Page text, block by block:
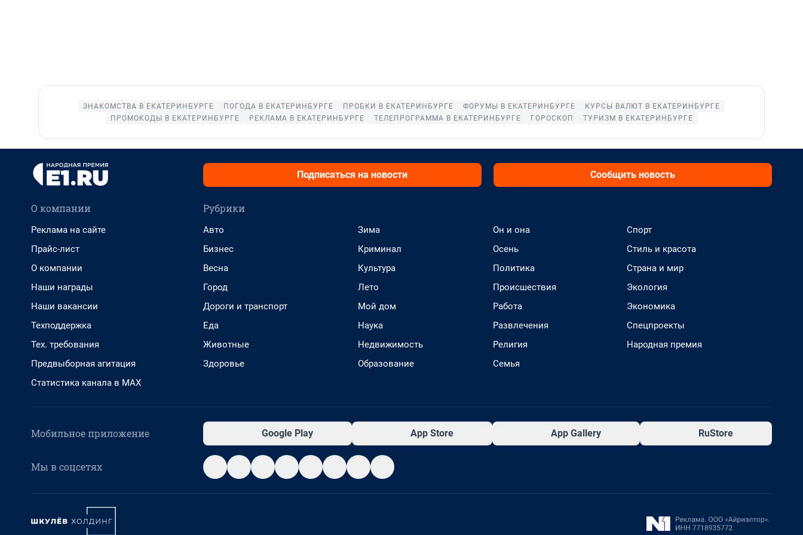
ЗНАКОМСТВА В ЕКАТЕРИНБУРГЕ ПОГОДА В ЕКАТЕРИНБУРГЕ ПРОБКИ В ЕКАТЕРИНБУРГЕ ФОРУМЫ В ЕКАТЕРИНБУРГЕ
КУРСЫ ВАЛЮТ В ЕКАТЕРИНБУРГЕ
ПРОМОКОДЫ В ЕКАТЕРИНБУРГЕ
РЕКЛАМА В ЕКАТЕРИНБУРГЕ ТЕЛЕПРОГРАММА В ЕКАТЕРИНБУРГЕ ГОРОСКОП ТУРИЗМ В ЕКАТЕРИНБУРГЕ
Подписаться на новости Сообщить новость
О компании
Реклама на сайте
Прайс-лист
О компании
Наши награды
Наши вакансии
Техподдержка
Тех. требования
Предвыборная агитация
Статистика канала в MAX
Рубрики
Авто
Бизнес
Весна
Город
Дороги и транспорт
Еда
Животные
Здоровье
Зима
Криминал
Культура
Лето
Мой дом
Наука
Недвижимость
Образование
Он и она
Осень
Политика
Происшествия
Работа
Развлечения
Религия
Семья
Спорт
Стиль и красота
Страна и мир
Экология
Экономика
Спецпроекты
Народная премия
Мобильное приложение Google Play App Store App Gallery RuStore
Мы в соцсетях